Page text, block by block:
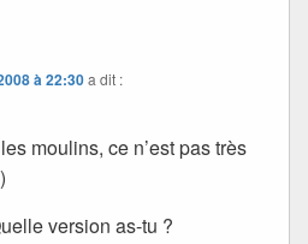
à 22:30a dit :
moulins, ce n’est pas très
version as-tu ?